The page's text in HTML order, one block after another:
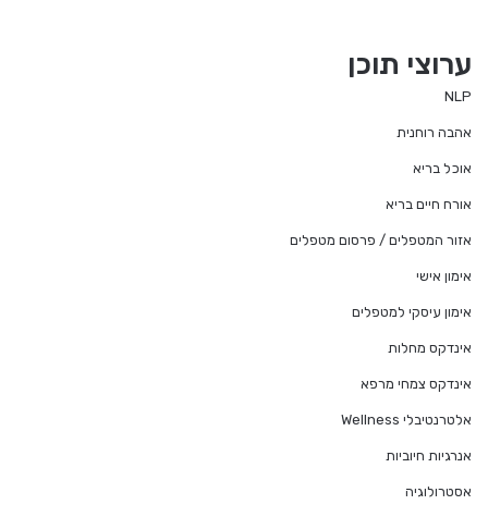
ערוצי תוכן
NLP
אהבה רוחנית
אוכל בריא
אורח חיים בריא
אזור המטפלים / פרסום מטפלים
אימון אישי
אימון עיסקי למטפלים
אינדקס מחלות
אינדקס צמחי מרפא
אלטרנטיבלי Wellness
אנרגיות חיוביות
אסטרולוגיה